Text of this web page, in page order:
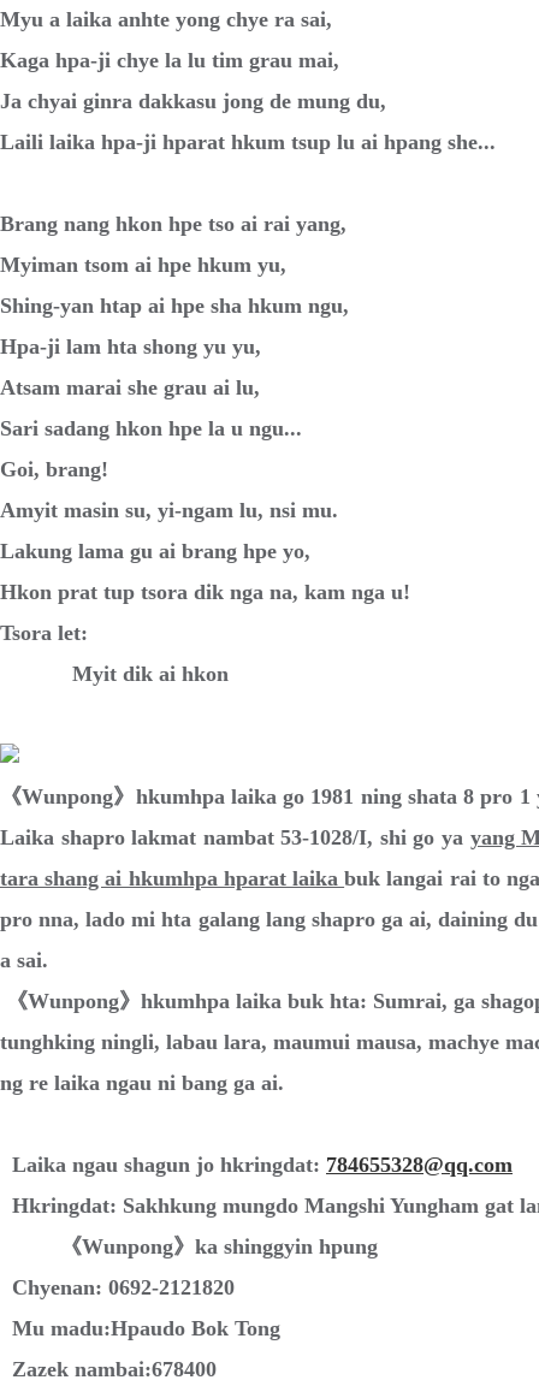
Myu a laika anhte yong chye ra sai,
Kaga hpa-ji chye la lu tim grau mai,
Ja chyai ginra dakkasu jong de mung du,
Laili laika hpa-ji hparat hkum tsup lu ai hpang she...
Brang nang hkon hpe tso ai rai yang,
Myiman tsom ai hpe hkum yu,
Shing-yan htap ai hpe sha hkum ngu,
Hpa-ji lam hta shong yu yu,
Atsam marai she grau ai lu,
Sari sadang hkon hpe la u ngu...
Goi, brang!
Amyit masin su, yi-ngam lu, nsi mu.
Lakung lama gu ai brang hpe yo,
Hkon prat tup tsora dik nga na, kam nga u!
Tsora let:
Myit dik ai hkon
《Wunpong》hkumhpa laika go 1981 ning shata 8 pro
Laika shapro lakmat nambat 53-1028/I, shi go ya yang
tara shang ai hkumhpa hparat laikabuk langai rai to
pro nna, lado mi hta galang lang shapro ga ai, daining
a sai.
《Wunpong》hkumhpa laika buk hta: Sumrai, ga
tunghking ningli, labau lara, maumui mausa, machye
ng re laika ngau ni bang ga ai.
Laika ngau shagun jo hkringdat: 784655328@qq.com
Hkringdat: Sakhkung mungdo Mangshi Yungham gat
《Wunpong》ka shinggyin hpung
Chyenan: 0692-2121820
Mu madu:Hpaudo Bok Tong
Zazek nambai:678400